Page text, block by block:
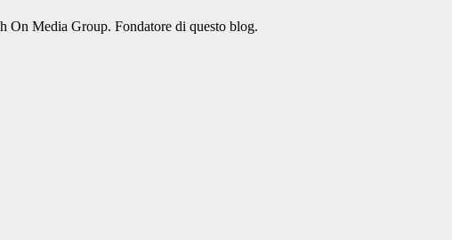
On Media Group. Fondatore di questo blog.